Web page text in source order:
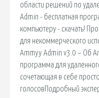
области решений по
Admin - бесплатная
компьютеру - скачать!
для некоммерческого
Ammyy Admin v3.0 − Об
программа для
сочетающая в себе
голосовПодробный